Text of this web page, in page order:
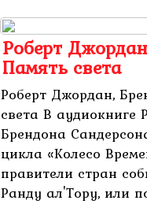
Роберт
Память света
Роберт Джордан,
света В
Брендона
цикла «Колесо
правители стран
Ранду ал'Тору, или